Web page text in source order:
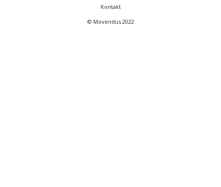
Kontakt
© Movendus 2022